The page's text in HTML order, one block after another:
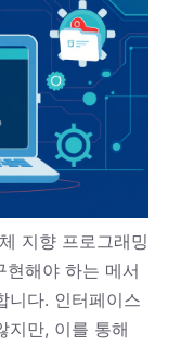
지향 프로그래밍
해야 하는 메서
니다. 인터페이스
지만, 이를 통해